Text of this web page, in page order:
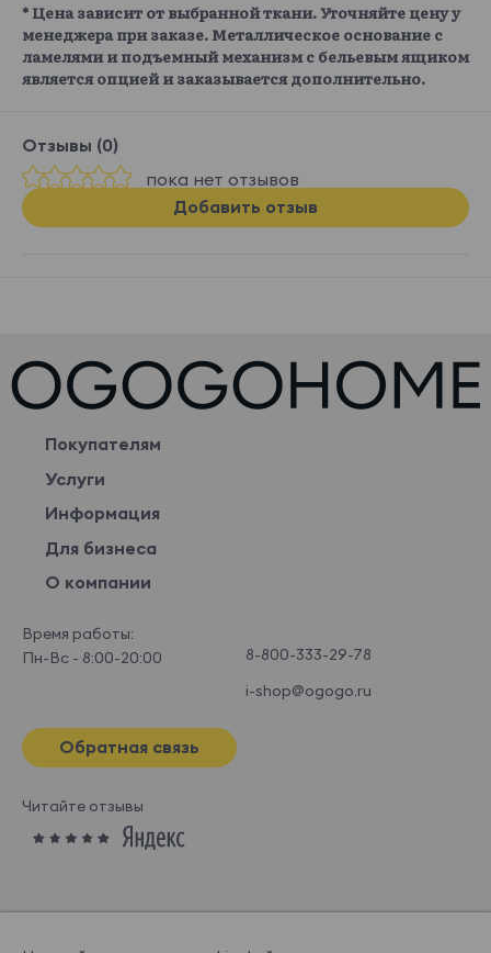
* Цена зависит от выбранной ткани. Уточняйте цену у
менеджера при заказе. Металлическое основание с
ламелями и подъемный механизм с бельевым ящиком
является опцией и заказывается дополнительно.
Отзывы (0)
пока нет отзывов
Добавить отзыв
Покупателям
Услуги
Информация
Для бизнеса
О компании
Время работы:
Пн-Вс - 8:00-20:00
8-800-333-29-78
i-shop@ogogo.ru
Обратная связь
Читайте отзывы